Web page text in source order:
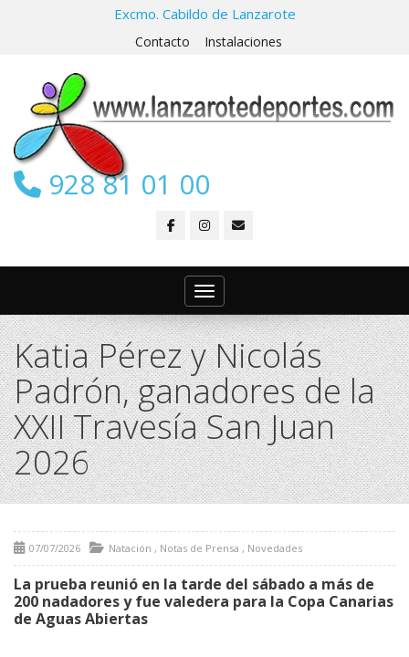
Excmo. Cabildo de Lanzarote
Contacto Instalaciones
928 81 01 00
Toggle navigation
Katia Pérez y Nicolás
Padrón, ganadores de la
XXII Travesía San Juan
2026
07/07/2026 Natación , Notas de Prensa , Novedades
La prueba reunió en la tarde del sábado a más de
200 nadadores y fue valedera para la Copa Canarias
de Aguas Abiertas